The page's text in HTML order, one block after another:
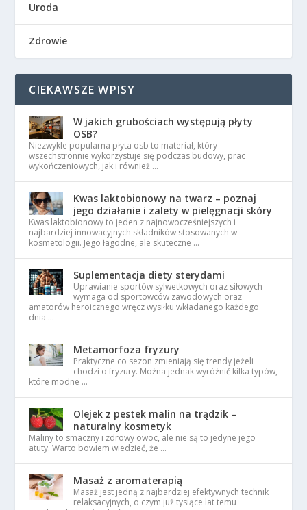
Uroda
Zdrowie
CIEKAWSZE WPISY
W jakich grubościach występują płyty
OSB?
Niezwykle popularna płyta osb to materiał, który
wszechstronnie wykorzystuje się podczas budowy, prac
wykończeniowych, jak i również …
Kwas laktobionowy na twarz – poznaj
jego działanie i zalety w pielęgnacji skóry
Kwas laktobionowy to jeden z najnowocześniejszych i
najbardziej innowacyjnych składników stosowanych w
kosmetologii. Jego łagodne, ale skuteczne …
Suplementacja diety sterydami
Uprawianie sportów sylwetkowych oraz siłowych
wymaga od sportowców zawodowych oraz
amatorów heroicznego wręcz wysiłku wkładanego każdego
dnia …
Metamorfoza fryzury
Praktyczne co sezon zmieniają się trendy jeżeli
chodzi o fryzury. Można jednak wyróżnić kilka typów,
które modne …
Olejek z pestek malin na trądzik –
naturalny kosmetyk
Maliny to smaczny i zdrowy owoc, ale nie są to jedyne jego
atuty. Warto bowiem wiedzieć, że …
Masaż z aromaterapią
Masaż jest jedną z najbardziej efektywnych technik
relaksacyjnych, o czym już tysiące lat temu